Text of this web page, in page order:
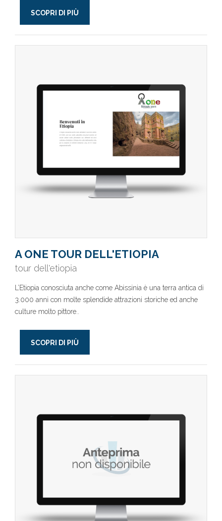
SCOPRI DI PIÙ
A ONE TOUR DELL'ETIOPIA
tour dell'etiopia
L’Etiopia conosciuta anche come Abissinia è una terra antica di
3.000 anni con molte splendide attrazioni storiche ed anche
culture molto pittore..
SCOPRI DI PIÙ